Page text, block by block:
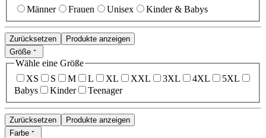
Männer
Frauen Unisex Kinder & Babys
Zurücksetzen
Produkte anzeigen
Größe
Wähle eine Größe
XS
S M L XL XXL 3XL 4XL
5XL
Babys
Kinder Teenager
Zurücksetzen
Produkte anzeigen
Farbe